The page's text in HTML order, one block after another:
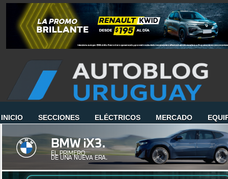
INICIO SECCIONES ELÉCTRICOS MERCADO